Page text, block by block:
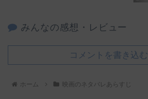
みんなの感想・レビュー
コメントを書き込む
ホーム 映画のネタバレあらすじ